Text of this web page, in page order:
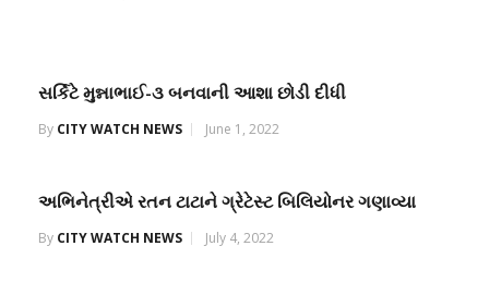
સર્કિટે મુન્નાભાઈ-૩ બનવાની આશા છોડી દીધી
By CITY WATCH NEWS June 1, 2022
અભિનેત્રીએ રતન ટાટાને ગ્રેટેસ્ટ બિલિયોનર ગણાવ્યા
By CITY WATCH NEWS July 4, 2022